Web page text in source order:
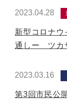
2023.04.28
新型コロナ
通しー ツカ
2023.03.16
第3回市民公